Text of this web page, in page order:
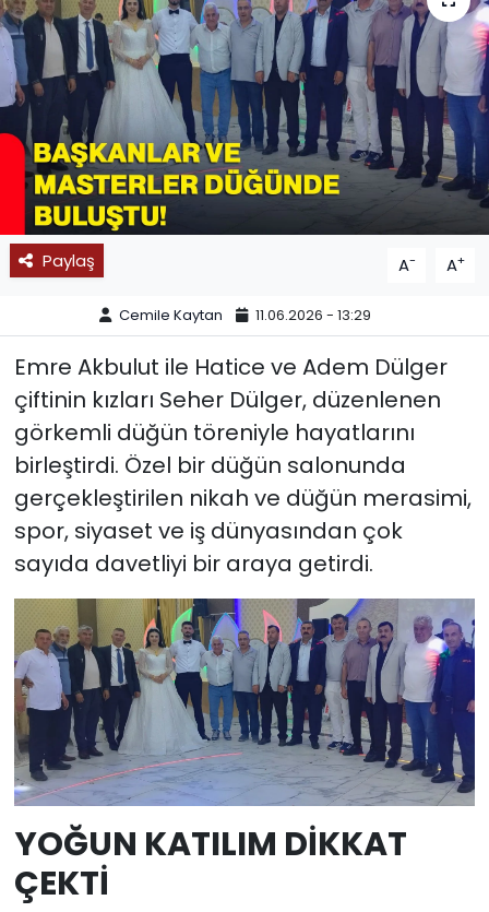
Paylaş A- A+
Cemile Kaytan 11.06.2026 - 13:29
Emre Akbulut ile Hatice ve Adem Dülger
çiftinin kızları Seher Dülger, düzenlenen
görkemli düğün töreniyle hayatlarını
birleştirdi. Özel bir düğün salonunda
gerçekleştirilen nikah ve düğün merasimi,
spor, siyaset ve iş dünyasından çok
sayıda davetliyi bir araya getirdi.
YOĞUN KATILIM DİKKAT
ÇEKTİ
SPOR
11:11 MANŞET